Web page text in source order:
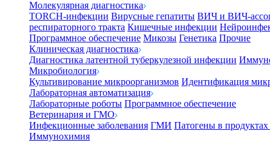
Молекулярная диагностика
TORCH-инфекции Вирусные гепатиты ВИЧ и ВИЧ-
респираторного тракта Кишечные инфекции
Программное обеспечение Микозы Генетика Прочие
Клиническая диагностика
Диагностика латентной туберкулезной инфекции
Микробиология
Культивирование микроорганизмов Идентификация
Лабораторная автоматизация
Лабораторные роботы Программное обеспечение
Ветеринария и ГМО
Инфекционные заболевания ГМИ Патогены в
Иммунохимия